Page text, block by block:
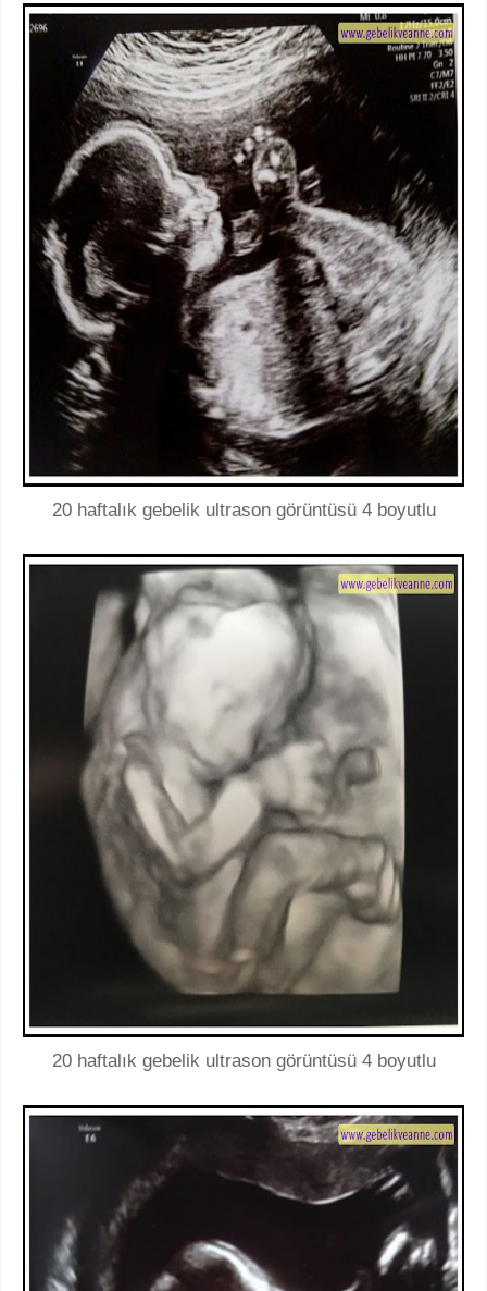
20 haftalık gebelik ultrason görüntüsü 4 boyutlu
20 haftalık gebelik ultrason görüntüsü 4 boyutlu